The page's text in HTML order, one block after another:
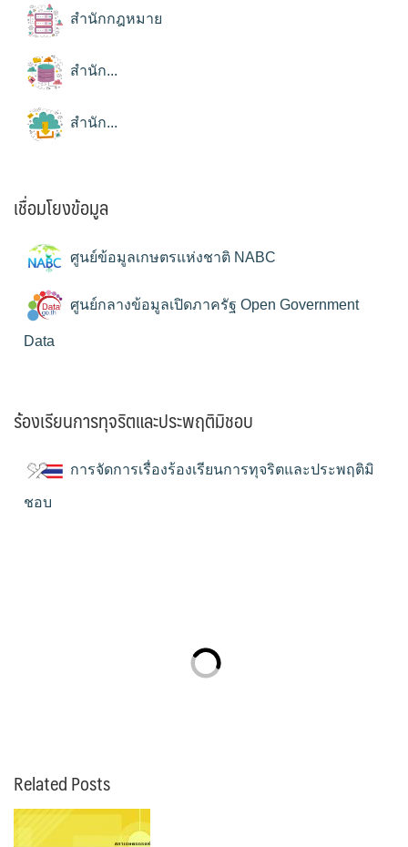
สำนักกฎหมาย
สำนัก...
สำนัก...
เชื่อมโยงข้อมูล
ศูนย์ข้อมูลเกษตรแห่งชาติ NABC
ศูนย์กลางข้อมูลเปิดภาครัฐ Open Government
Data
ร้องเรียนการทุจริตและประพฤติมิชอบ
การจัดการเรื่องร้องเรียนการทุจริตและประพฤติมิ
ชอบ
Related Posts